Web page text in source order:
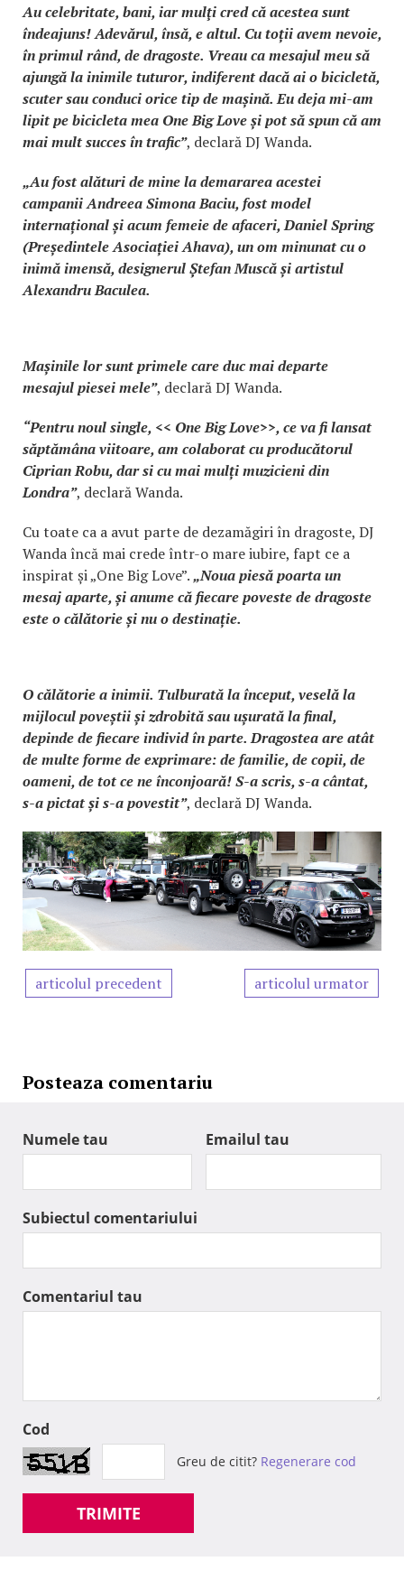
Au celebritate, bani, iar mulţi cred că acestea sunt
îndeajuns! Adevărul, însă, e altul. Cu toții avem nevoie,
în primul rând, de dragoste. Vreau ca mesajul meu să
ajungă la inimile tuturor, indiferent dacă ai o bicicletă,
scuter sau conduci orice tip de mașină. Eu deja mi-am
lipit pe bicicleta mea One Big Love și pot să spun că am
mai mult succes în trafic”, declară DJ Wanda.
„Au fost alături de mine la demararea acestei
campanii Andreea Simona Baciu, fost model
internațional și acum femeie de afaceri, Daniel Spring
(Președintele Asociației Ahava), un om minunat cu o
inimă imensă, designerul Ștefan Muscă și artistul
Alexandru Baculea.
Mașinile lor sunt primele care duc mai departe
mesajul piesei mele”, declară DJ Wanda.
“Pentru noul single, << One Big Love>>, ce va fi lansat
săptămâna viitoare, am colaborat cu producătorul
Ciprian Robu, dar si cu mai mulți muzicieni din
Londra”, declară Wanda.
Cu toate ca a avut parte de dezamăgiri în dragoste, DJ
Wanda încă mai crede într-o mare iubire, fapt ce a
inspirat și „One Big Love”.„Noua piesă poarta un
mesaj aparte, și anume că fiecare poveste de dragoste
este o călătorie și nu o destinație.
O călătorie a inimii. Tulburată la început, veselă la
mijlocul poveștii și zdrobită sau ușurată la final,
depinde de fiecare individ în parte. Dragostea are atât
de multe forme de exprimare: de familie, de copii, de
oameni, de tot ce ne înconjoară! S-a scris, s-a cântat,
s-a pictat și s-a povestit”, declară DJ Wanda.
articolul precedent articolul urmator
Posteaza comentariu
Numele tau Emailul tau
Subiectul comentariului
Comentariul tau
Cod
Greu de citit? Regenerare cod
TRIMITE